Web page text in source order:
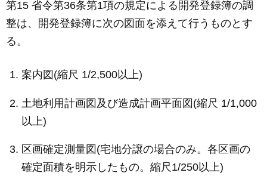
第15 省令第36条第1項の規定による開発登録簿の調
整は、開発登録簿に次の図面を添えて行うものとす
る。
案内図(縮尺 1/2,500以上)
土地利用計画図及び造成計画平面図(縮尺 1/1,000
以上)
区画確定測量図(宅地分譲の場合のみ。各区画の
確定面積を明示したもの。縮尺1/250以上)